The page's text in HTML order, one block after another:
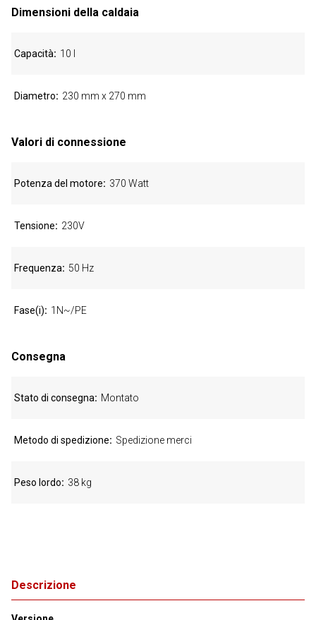
Descrizione
Dimensioni della caldaia
Capacità 10 l
Diametro 230 mm x 270 mm
Valori di connessione
Potenza del motore 370 Watt
Tensione 230V
Frequenza 50 Hz
Fase(i) 1N~/PE
Consegna
Stato di consegna Montato
Metodo di spedizione Spedizione merci
Peso lordo 38 kg